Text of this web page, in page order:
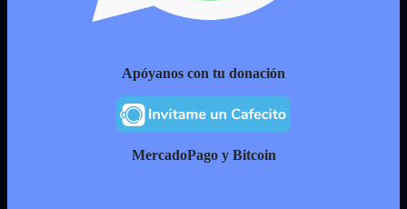
Apóyanos con tu donación
MercadoPago y Bitcoin